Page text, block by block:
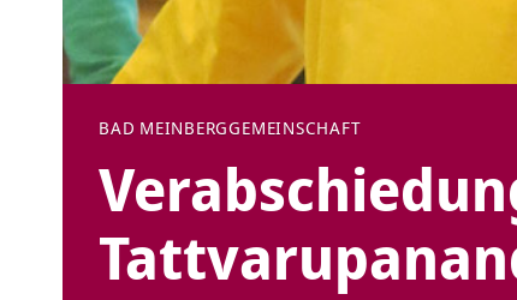
BAD MEINBERGGEMEINSCHAFT